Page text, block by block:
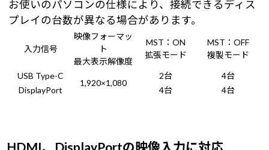
お使いのパソコンの仕様により、接続できるディス
プレイの台数が異なる場合があります。
入力信号
映像フォーマッ
ト
最大表示解像度
MST：ON
拡張モード
MST：OFF
複製モード
USB Type-C
1,920×1,080
2台
4台
DisplayPort
4台 4台
HDMI、DisplayPortの映像入力に対応